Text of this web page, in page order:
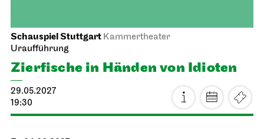
Schauspiel Stuttgart Kammertheater
Uraufführung
Zier­fische in Händen von Idioten
29.05.2027
19:30